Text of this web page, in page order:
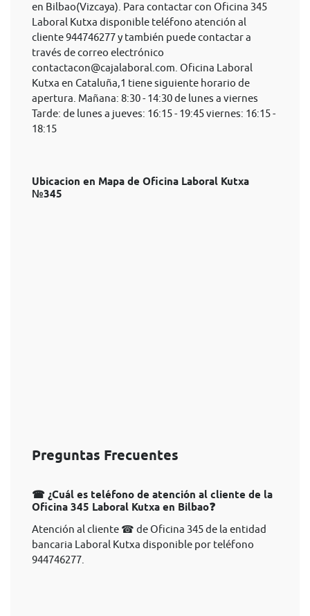
en Bilbao(Vizcaya). Para contactar con Oficina 345
Laboral Kutxa disponible teléfono atención al
cliente 944746277 y también puede contactar a
través de correo electrónico
contactacon@cajalaboral.com . Oficina Laboral
Kutxa en Cataluña,1 tiene siguiente horario de
apertura. Mañana: 8:30 - 14:30 de lunes a viernes
Tarde: de lunes a jueves: 16:15 - 19:45 viernes: 16:15 -
18:15
Ubicacion en Mapa de Oficina Laboral Kutxa
№345
Preguntas Frecuentes
☎ ¿Cuál es teléfono de atención al cliente de la
Oficina 345 Laboral Kutxa en Bilbao❓
Atención al cliente ☎ de Oficina 345 de la entidad
bancaria Laboral Kutxa disponible por teléfono
944746277.